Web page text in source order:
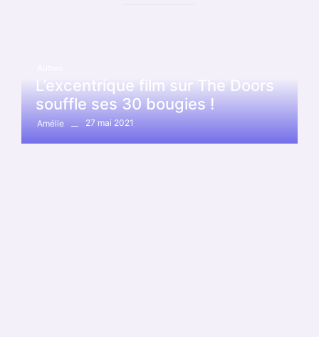
L’excentrique film sur The Doors
souffle ses 30 bougies !
Amélie 27 mai 2021